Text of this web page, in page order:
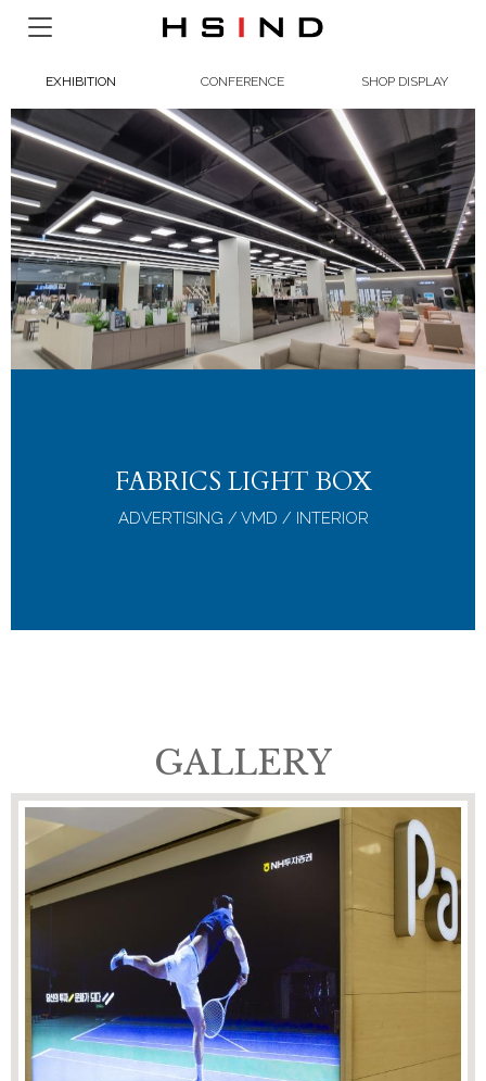
EXHIBITION CONFERENCE SHOP DISPLAY
FABRICS LIGHT BOX
ADVERTISING / VMD / INTERIOR
GALLERY